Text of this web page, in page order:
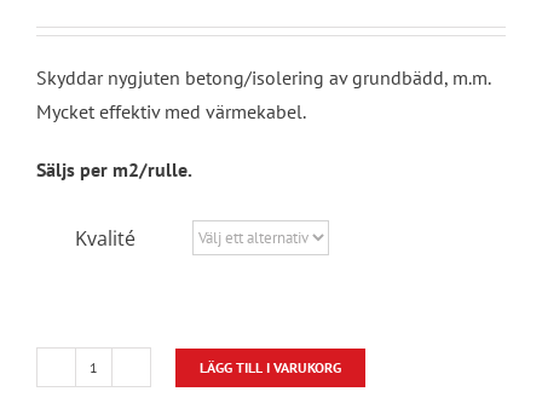
Skyddar nygjuten betong/isolering av grundbädd, m.m.
Mycket effektiv med värmekabel.
Säljs per m2/rulle.
Kvalité
Betongtäckmatta
LÄGG TILL I VARUKORG